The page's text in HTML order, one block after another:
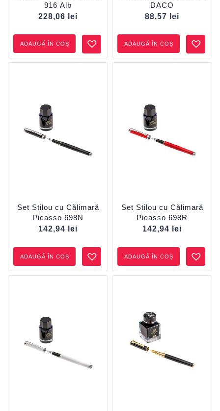
916 Alb
228,06
lei
ADAUGĂ ÎN COȘ
DACO
88,57
lei
ADAUGĂ ÎN COȘ
Set Stilou cu Călimară
Picasso 698N
142,94
lei
ADAUGĂ ÎN COȘ
Set Stilou cu Călimară
Picasso 698R
142,94
lei
ADAUGĂ ÎN COȘ